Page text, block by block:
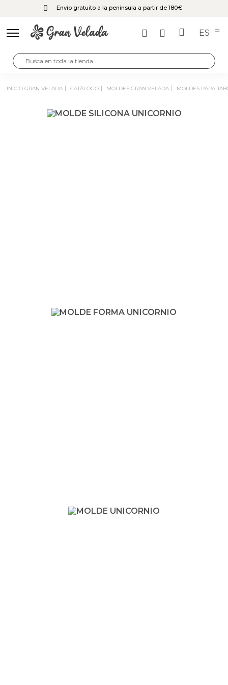
Envío gratuito a la península a partir de 180€
ES
INICIO GRAN VELADA CATÁLOGO MOLDES GRAN VELADA MOLDES PARA